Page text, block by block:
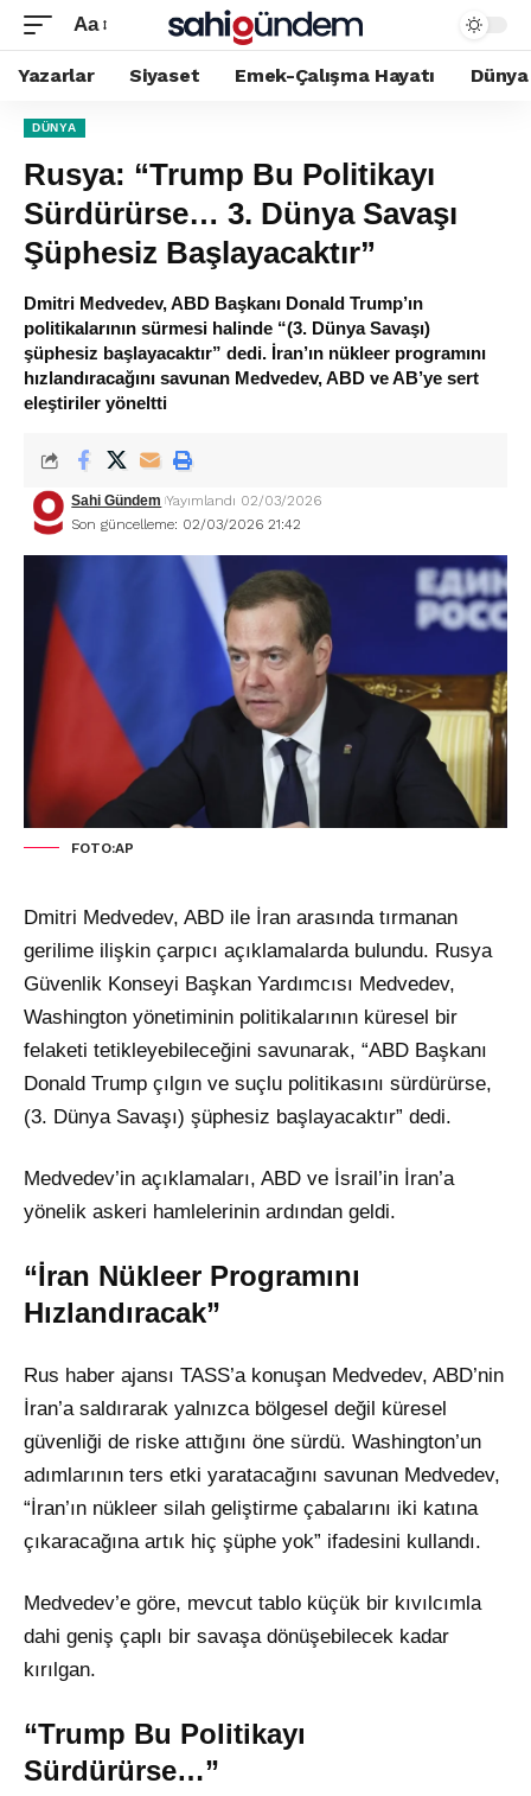
Aa
Yazarlar Siyaset Emek-Çalışma Hayatı Dünya
DÜNYA
Rusya: “Trump Bu Politikayı
Sürdürürse… 3. Dünya Savaşı
Şüphesiz Başlayacaktır”
Dmitri Medvedev, ABD Başkanı Donald Trump’ın
politikalarının sürmesi halinde “(3. Dünya Savaşı)
şüphesiz başlayacaktır” dedi. İran’ın nükleer programını
hızlandıracağını savunan Medvedev, ABD ve AB’ye sert
eleştiriler yöneltti
Son güncelleme: 02/03/2026 21:42
Sahi Gündem Yayımlandı 02/03/2026
FOTO:AP
Dmitri Medvedev, ABD ile İran arasında tırmanan
gerilime ilişkin çarpıcı açıklamalarda bulundu. Rusya
Güvenlik Konseyi Başkan Yardımcısı Medvedev,
Washington yönetiminin politikalarının küresel bir
felaketi tetikleyebileceğini savunarak, “ABD Başkanı
Donald Trump çılgın ve suçlu politikasını sürdürürse,
(3. Dünya Savaşı) şüphesiz başlayacaktır” dedi.
Medvedev’in açıklamaları, ABD ve İsrail’in İran’a
yönelik askeri hamlelerinin ardından geldi.
“İran Nükleer Programını
Hızlandıracak”
Rus haber ajansı TASS’a konuşan Medvedev, ABD’nin
İran’a saldırarak yalnızca bölgesel değil küresel
güvenliği de riske attığını öne sürdü. Washington’un
adımlarının ters etki yaratacağını savunan Medvedev,
“İran’ın nükleer silah geliştirme çabalarını iki katına
çıkaracağına artık hiç şüphe yok” ifadesini kullandı.
Medvedev’e göre, mevcut tablo küçük bir kıvılcımla
dahi geniş çaplı bir savaşa dönüşebilecek kadar
kırılgan.
“Trump Bu Politikayı
Sürdürürse…”